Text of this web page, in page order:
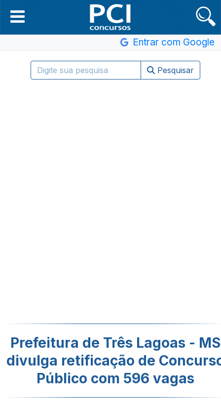
Entrar com Google
Pesquisar
Prefeitura de Três Lagoas - MS
divulga retificação de
Público com 596 vagas